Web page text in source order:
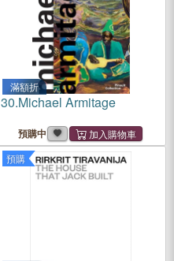
滿額折
30.Michael Armitage
預購中
預購